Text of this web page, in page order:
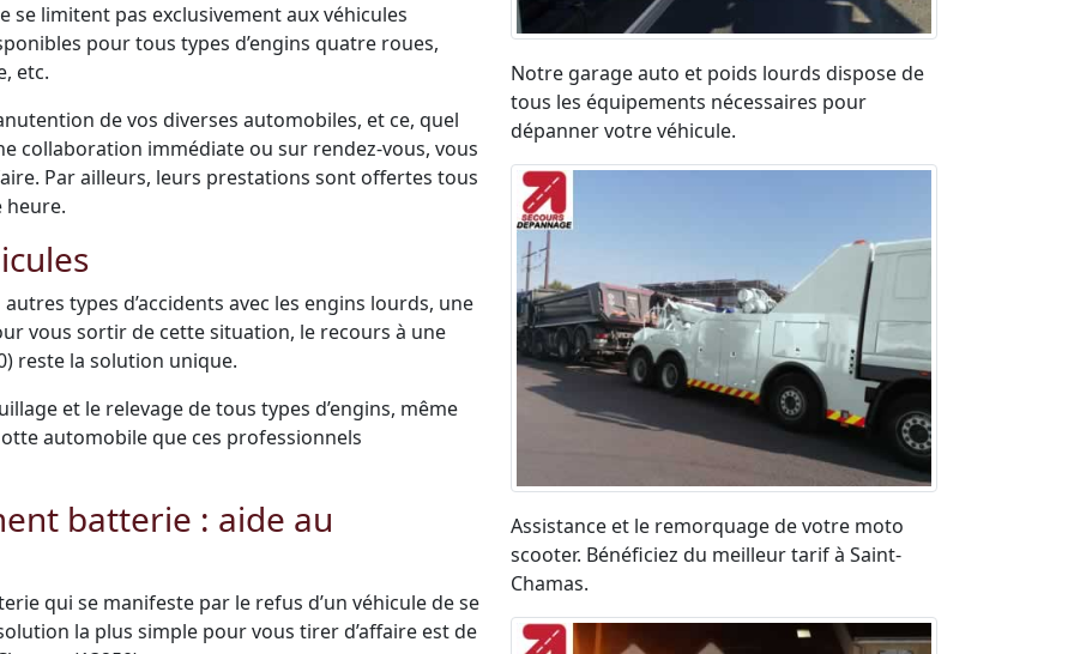
limitent pas exclusivement aux véhicules
pour tous types d’engins quatre roues,
etc.
de vos diverses automobiles, et ce, quel
collaboration immédiate ou sur rendez-vous, vous
Par ailleurs, leurs prestations sont offertes tous
heure.
types d’accidents avec les engins lourds, une
vous sortir de cette situation, le recours à une
reste la solution unique.
et le relevage de tous types d’engins, même
automobile que ces professionnels
batterie : aide au
qui se manifeste par le refus d’un véhicule de se
la plus simple pour vous tirer d’affaire est de
Notre garage auto et poids lourds dispose de
tous les équipements nécessaires pour
dépanner votre véhicule.
Assistance et le remorquage de votre moto
scooter. Bénéficiez du meilleur tarif à Saint-
Chamas.